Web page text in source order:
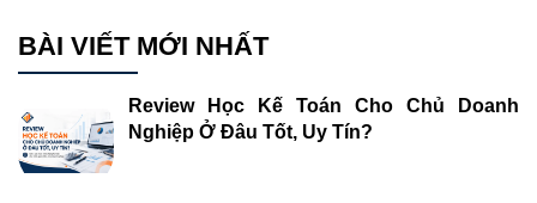
BÀI VIẾT MỚI NHẤT
Review Học Kế Toán Cho Chủ Doanh
Nghiệp Ở Đâu Tốt, Uy Tín?